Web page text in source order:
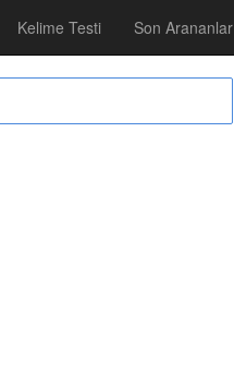
Kelime Testi Son Arananlar